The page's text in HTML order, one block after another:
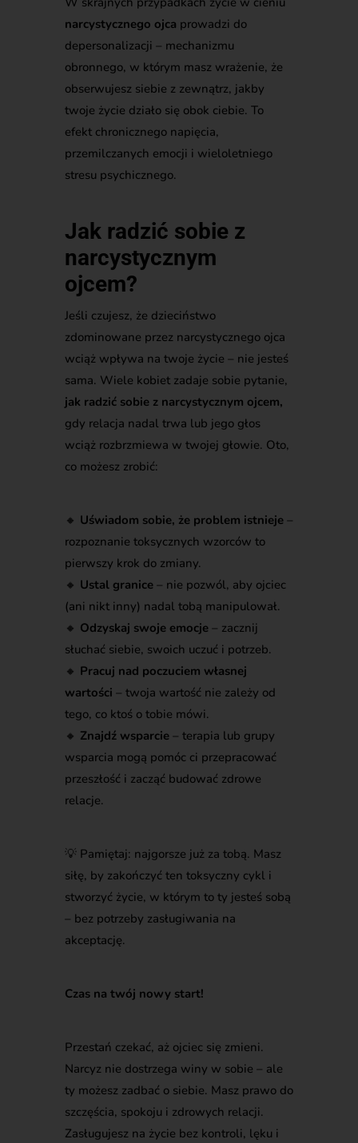
narcystycznego ojca prowadzi do
depersonalizacji – mechanizmu
obronnego, w którym masz wrażenie, że
obserwujesz siebie z zewnątrz, jakby
twoje życie działo się obok ciebie. To
efekt chronicznego napięcia,
przemilczanych emocji i wieloletniego
stresu psychicznego.
Jak radzić sobie z
narcystycznym
ojcem?
Jeśli czujesz, że dzieciństwo
zdominowane przez narcystycznego ojca
wciąż wpływa na twoje życie – nie jesteś
sama. Wiele kobiet zadaje sobie pytanie,
jak radzić sobie z narcystycznym ojcem,
gdy relacja nadal trwa lub jego głos
wciąż rozbrzmiewa w twojej głowie. Oto,
co możesz zrobić:
🔸 Uświadom sobie, że problem istnieje–
rozpoznanie toksycznych wzorców to
pierwszy krok do zmiany.
🔸 Ustal granice– nie pozwól, aby ojciec
(ani nikt inny) nadal tobą manipulował.
🔸 Odzyskaj swoje emocje– zacznij
słuchać siebie, swoich uczuć i potrzeb.
🔸 Pracuj nad poczuciem własnej
wartości – twoja wartość nie zależy od
tego, co ktoś o tobie mówi.
🔸 Znajdź wsparcie– terapia lub grupy
wsparcia mogą pomóc ci przepracować
przeszłość i zacząć budować zdrowe
relacje.
💡 Pamiętaj: najgorsze już za tobą. Masz
siłę, by zakończyć ten toksyczny cykl i
stworzyć życie, w którym to ty jesteś sobą
– bez potrzeby zasługiwania na
akceptację.
Czas na twój nowy start!
Przestań czekać, aż ojciec się zmieni.
Narcyz nie dostrzega winy w sobie – ale
ty możesz zadbać o siebie. Masz prawo do
szczęścia, spokoju i zdrowych relacji.
Zasługujesz na życie bez kontroli, lęku i